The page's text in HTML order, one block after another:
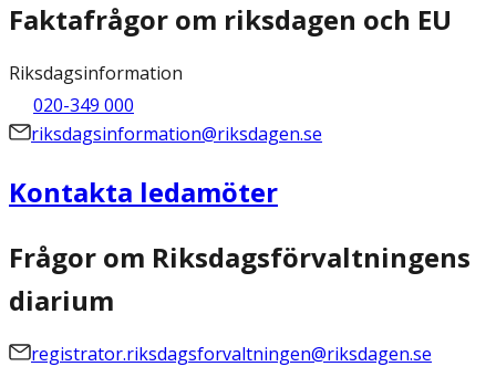
Faktafrågor om riksdagen och EU
Riksdagsinformation
020-349 000
riksdagsinformation@riksdagen.se
Kontakta ledamöter
Frågor om Riksdagsförvaltningens
diarium
registrator.riksdagsforvaltningen@riksdagen.se